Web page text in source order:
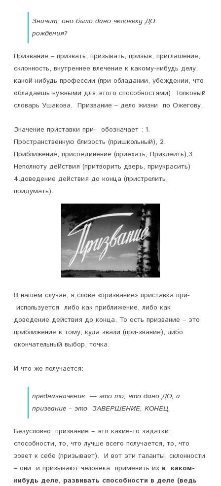
е
ю
б
и
о
е
л
—
т
о
о
т
о
ж
е
?
Значит, оно было дано человеку ДО
рождения?
Призвание – призвать, призывать, призыв, приглашение,
склонность, внутреннее влечение к какому-нибудь делу,
какой-нибудь профессии (при обладании, убеждении, что
обладаешь нужными для этого способностями). Толковый
словарь Ушакова. Призвание – дело жизни по Ожегову.
Значение приставки при- обозначает : 1.
Пространственную близость (пришкольный), 2.
Приближение, присоединение (приехать, Приклеить),3.
Неполноту действия (притворить дверь, приукрасить)
4.доведение действия до конца (пристрелить,
придумать).
В нашем случае, в слове «призвание» приставка при-
используется либо как приближение, либо как
доведение действия до конца. То есть призвание – это
приближение к тому, куда звали (при-звание), либо
окончательный выбор, точка.
И что же получается:
предназначение — это то, что дано ДО, а
призвание – это ЗАВЕРШЕНИЕ, КОНЕЦ.
Безусловно, призвание – это какие-то задатки,
способности, то, что лучше всего получается, то, что
зовет к себе (призывает). И вот эти таланты, склонности
– они и призывают человека применить их в каком-
нибудь деле, развивать способности в деле (ведь